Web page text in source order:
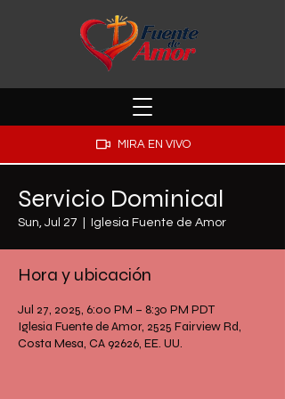
MIRA EN VIVO
Servicio Dominical
Sun, Jul 27 Iglesia Fuente de Amor
Hora y ubicación
Jul 27, 2025, 6:00 PM – 8:30 PM PDT
Iglesia Fuente de Amor, 2525 Fairview Rd,
Costa Mesa, CA 92626, EE. UU.